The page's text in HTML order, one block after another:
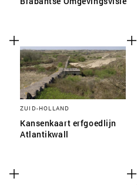
ZUID-HOLLAND
Kansenkaart erfgoedlijn
Atlantikwall